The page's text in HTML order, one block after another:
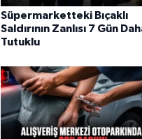
Süpermarketteki Bıçaklı
Saldırının Zanlısı 7 Gün
Tutuklu